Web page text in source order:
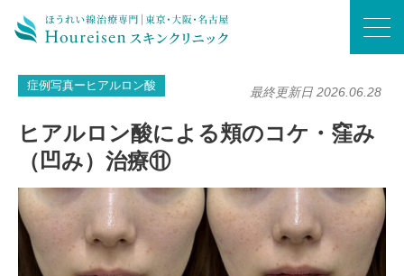
ヒアルロン酸による頬のコケ・窪み（凹み）治療⑪
症例写真ーヒアルロン酸 最終更新日 2026.06.28
ヒアルロン酸による頬のコケ・窪み
（凹み）治療⑪